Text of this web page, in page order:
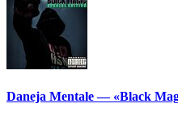
Daneja Mentale — «Black